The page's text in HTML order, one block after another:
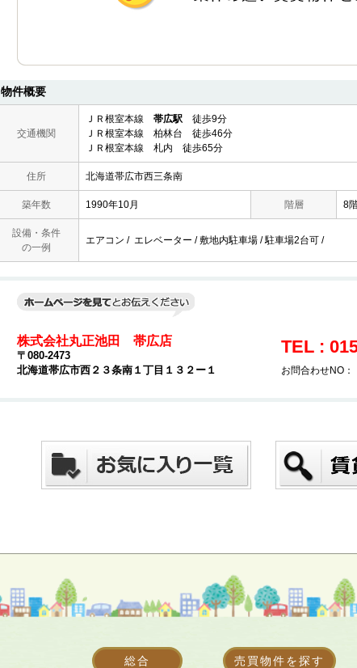
物件概要
交通機関
ＪＲ根室本線 帯広駅 徒歩9分
ＪＲ根室本線 柏林台 徒歩46分
ＪＲ根室本線 札内 徒歩65分
住所 北海道帯広市西三条南
築年数 1990年10月 階層 8
設備・条件
の一例
エアコン / エレベーター / 敷地内駐車場 / 駐車場2台可 /
株式会社丸正池田 帯広店
〒080-2473
北海道帯広市西２３条南１丁目１３２ー１
TEL :
お問合わせNO：
総合 売買物件を探す